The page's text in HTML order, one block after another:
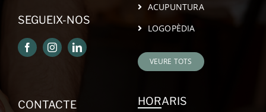
SEGUEIX-NOS
ACUPUNTURA
LOGOPÈDIA
VEURE TOTS
CONTACTE HORARIS